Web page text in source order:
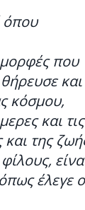
όπου
που
και
κόσμου,
και τις
της
έλεγε ο